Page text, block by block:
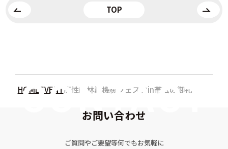
TOP
HOMEEVENT 高性能林業機械フェスタin帯広の御礼
お問い合わせ
ご質問やご要望等何でもお気軽に